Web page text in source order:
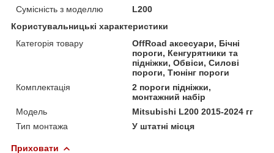
Сумісність з моделлю
L200
Користувальницькі характеристики
Категорія товару
OffRoad аксесуари, Бічні
пороги, Кенгурятники та
підніжки, Обвіси, Силові
пороги, Тюнінг пороги
Комплектація
2 пороги підніжки,
монтажний набір
Мoдель
Mitsubishi L200 2015-2024 гг
Тип монтажа
У штатні місця
Приховати